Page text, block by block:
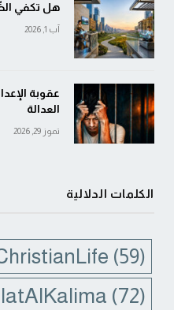
هل تكفي
آب 1, 2026
عقوبة
العدالة
تموز 29, 2026
الكلمات الدلالية
(59)
(72)